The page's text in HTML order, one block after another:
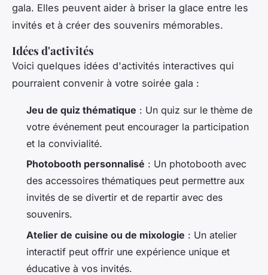
gala. Elles peuvent aider à briser la glace entre les
invités et à créer des souvenirs mémorables.
Idées d'activités
Voici quelques idées d'activités interactives qui
pourraient convenir à votre soirée gala :
Jeu de quiz thématique : Un quiz sur le thème de
votre événement peut encourager la participation
et la convivialité.
Photobooth personnalisé : Un photobooth avec
des accessoires thématiques peut permettre aux
invités de se divertir et de repartir avec des
souvenirs.
Atelier de cuisine ou de mixologie : Un atelier
interactif peut offrir une expérience unique et
éducative à vos invités.